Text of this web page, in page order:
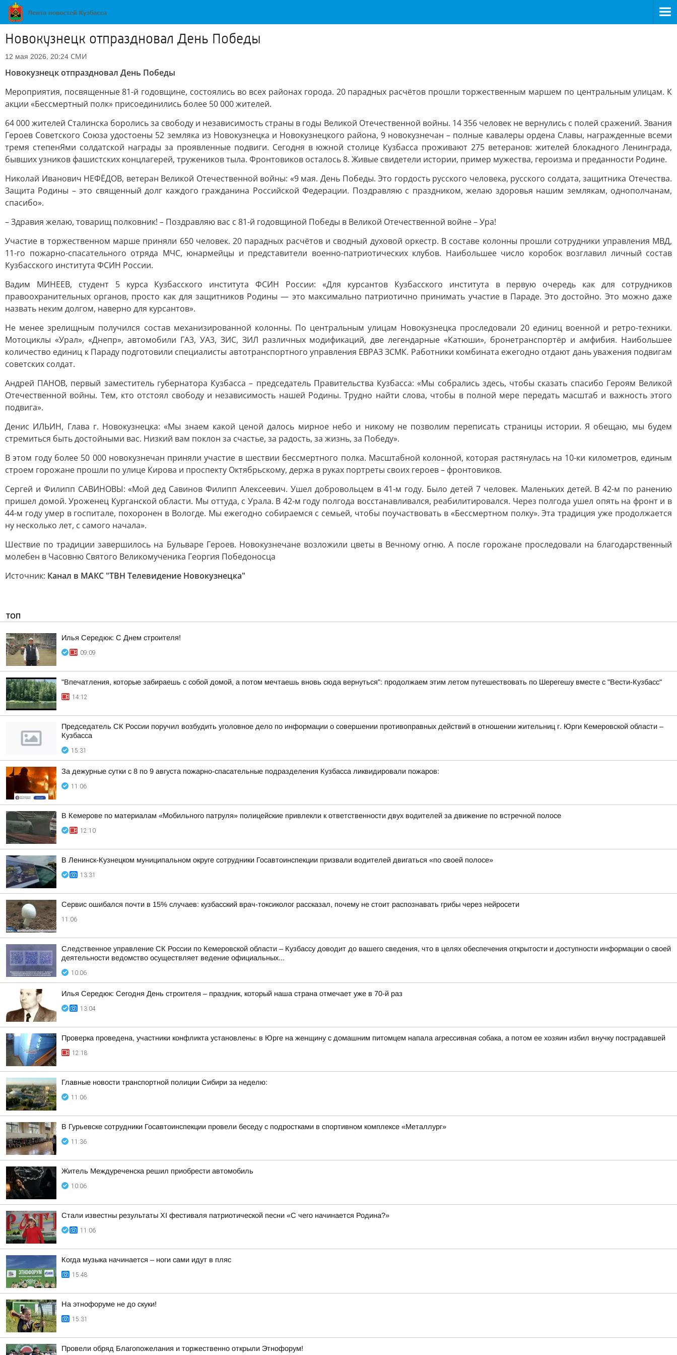
Новокузнецк отпраздновал День Победы
12 мая 2026, 20:24 СМИ
Новокузнецк отпраздновал День Победы
Мероприятия, посвященные 81-й годовщине, состоялись во всех районах города. 20 парадных расчётов прошли торжественным маршем по центральным улицам. К
акции «Бессмертный полк» присоединились более 50 000 жителей.
64 000 жителей Сталинска боролись за свободу и независимость страны в годы Великой Отечественной войны. 14 356 человек не вернулись с полей сражений. Звания
Героев Советского Союза удостоены 52 земляка из Новокузнецка и Новокузнецкого района, 9 новокузнечан – полные кавалеры ордена Славы, награжденные всеми
тремя степенЯми солдатской награды за проявленные подвиги. Сегодня в южной столице Кузбасса проживают 275 ветеранов: жителей блокадного Ленинграда,
бывших узников фашистских концлагерей, тружеников тыла. Фронтовиков осталось 8. Живые свидетели истории, пример мужества, героизма и преданности Родине.
Николай Иванович НЕФЁДОВ, ветеран Великой Отечественной войны: «9 мая. День Победы. Это гордость русского человека, русского солдата, защитника Отечества.
Защита Родины – это священный долг каждого гражданина Российской Федерации. Поздравляю с праздником, желаю здоровья нашим землякам, однополчанам,
спасибо».
– Здравия желаю, товарищ полковник! – Поздравляю вас с 81-й годовщиной Победы в Великой Отечественной войне – Ура!
Участие в торжественном марше приняли 650 человек. 20 парадных расчётов и сводный духовой оркестр. В составе колонны прошли сотрудники управления МВД,
11-го пожарно-спасательного отряда МЧС, юнармейцы и представители военно-патриотических клубов. Наибольшее число коробок возглавил личный состав
Кузбасского института ФСИН России.
Вадим МИНЕЕВ, студент 5 курса Кузбасского института ФСИН России: «Для курсантов Кузбасского института в первую очередь как для сотрудников
правоохранительных органов, просто как для защитников Родины — это максимально патриотично принимать участие в Параде. Это достойно. Это можно даже
назвать неким долгом, наверно для курсантов».
Не менее зрелищным получился состав механизированной колонны. По центральным улицам Новокузнецка проследовали 20 единиц военной и ретро-техники.
Мотоциклы «Урал», «Днепр», автомобили ГА3, УА3, ЗИС, ЗИЛ различных модификаций, две легендарные «Катюши», бронетранспортёр и амфибия. Наибольшее
количество единиц к Параду подготовили специалисты автотранспортного управления ЕВРАЗ ЗСМК. Работники комбината ежегодно отдают дань уважения подвигам
советских солдат.
Андрей ПАНОВ, первый заместитель губернатора Кузбасса – председатель Правительства Кузбасса: «Мы собрались здесь, чтобы сказать спасибо Героям Великой
Отечественной войны. Тем, кто отстоял свободу и независимость нашей Родины. Трудно найти слова, чтобы в полной мере передать масштаб и важность этого
подвига».
Денис ИЛЬИН, Глава г. Новокузнецка: «Мы знаем какой ценой далось мирное небо и никому не позволим переписать страницы истории. Я обещаю, мы будем
стремиться быть достойными вас. Низкий вам поклон за счастье, за радость, за жизнь, за Победу».
В этом году более 50 000 новокузнечан приняли участие в шествии бессмертного полка. Масштабной колонной, которая растянулась на 10-ки километров, единым
строем горожане прошли по улице Кирова и проспекту Октябрьскому, держа в руках портреты своих героев – фронтовиков.
Сергей и Филипп САВИНОВЫ: «Мой дед Савинов Филипп Алексеевич. Ушел добровольцем в 41-м году. Было детей 7 человек. Маленьких детей. В 42-м по ранению
пришел домой. Уроженец Курганской области. Мы оттуда, с Урала. В 42-м году полгода восстанавливался, реабилитировался. Через полгода ушел опять на фронт и в
44-м году умер в госпитале, похоронен в Вологде. Мы ежегодно собираемся с семьей, чтобы поучаствовать в «Бессмертном полку». Эта традиция уже продолжается
ну несколько лет, с самого начала».
Шествие по традиции завершилось на Бульваре Героев. Новокузнечане возложили цветы в Вечному огню. А после горожане проследовали на благодарственный
молебен в Часовню Святого Великомученика Георгия Победоносца
Источник: Канал в МАКС "ТВН Телевидение Новокузнецка"
ТОП
Илья Середюк: С Днем строителя!
09:09
"Впечатления, которые забираешь с собой домой, а потом мечтаешь вновь сюда вернуться": продолжаем этим летом путешествовать по Шерегешу вместе с "Вести-Кузбасс"
14:12
Председатель СК России поручил возбудить уголовное дело по информации о совершении противоправных действий в отношении жительниц г. Юрги Кемеровской области –
Кузбасса
15:31
За дежурные сутки с 8 по 9 августа пожарно-спасательные подразделения Кузбасса ликвидировали пожаров:
11:06
В Кемерове по материалам «Мобильного патруля» полицейские привлекли к ответственности двух водителей за движение по встречной полосе
12:10
В Ленинск-Кузнецком муниципальном округе сотрудники Госавтоинспекции призвали водителей двигаться «по своей полосе»
13:31
Сервис ошибался почти в 15% случаев: кузбасский врач-токсиколог рассказал, почему не стоит распознавать грибы через нейросети
11:06
Следственное управление СК России по Кемеровской области – Кузбассу доводит до вашего сведения, что в целях обеспечения открытости и доступности информации о своей
деятельности ведомство осуществляет ведение официальных...
10:06
Илья Середюк: Сегодня День строителя – праздник, который наша страна отмечает уже в 70-й раз
13:04
Проверка проведена, участники конфликта установлены: в Юрге на женщину с домашним питомцем напала агрессивная собака, а потом ее хозяин избил внучку пострадавшей
12:18
Главные новости транспортной полиции Сибири за неделю:
11:06
В Гурьевске сотрудники Госавтоинспекции провели беседу с подростками в спортивном комплексе «Металлург»
11:36
Житель Междуреченска решил приобрести автомобиль
10:06
Стали известны результаты XI фестиваля патриотической песни «С чего начинается Родина?»
11:06
Когда музыка начинается – ноги сами идут в пляс
15:48
На этнофоруме не до скуки!
15:31
Провели обряд Благопожелания и торжественно открыли Этнофорум!